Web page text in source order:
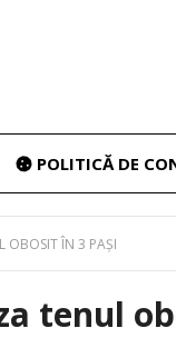
POLITICĂ DE
OBOSIT ÎN 3 PAȘI
tenul